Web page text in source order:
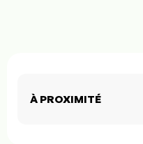
À PROXIMITÉ